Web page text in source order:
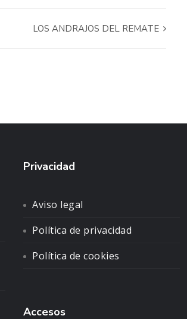
LOS ANDRAJOS DEL REMATE
Privacidad
Aviso legal
Política de privacidad
Política de cookies
Accesos